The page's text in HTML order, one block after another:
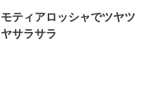
モティアロッシャでツヤツ
ヤサラサラ